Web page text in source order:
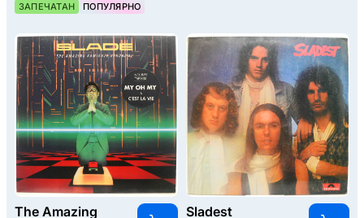
ЗАПЕЧАТАН
ПОПУЛЯРНО
The Amazing Sladest